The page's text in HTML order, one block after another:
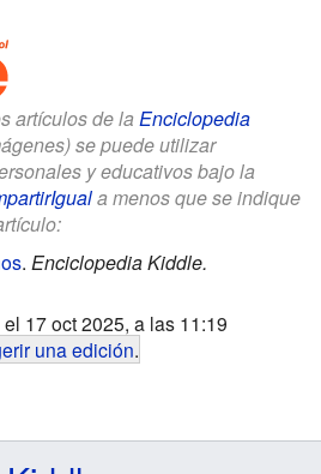
artículos de la Enciclopedia
se puede utilizar
y educativos bajo la
a menos que se indique
. Enciclopedia Kiddle.
17 oct 2025, a las 11:19
una edición.